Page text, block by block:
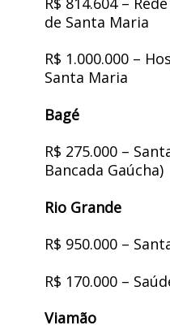
de Santa Maria
R$ 1.000.000 –
Santa Maria
Bagé
R$ 275.000 –
Bancada Gaúcha)
Rio Grande
R$ 950.000 –
R$ 170.000 –
Viamão